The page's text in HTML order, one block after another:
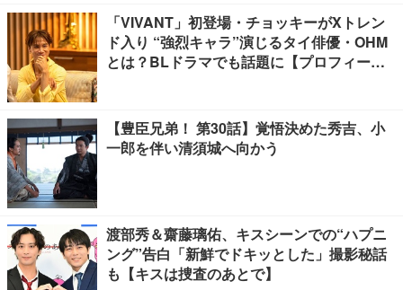
「VIVANT」初登場・チョッキーがXトレン
ド入り “強烈キャラ”演じるタイ俳優・OHM
とは？BLドラマでも話題に【プロフィー
【豊臣兄弟！ 第30話】覚悟決めた秀吉、小
一郎を伴い清須城へ向かう
渡部秀＆齋藤璃佑、キスシーンでの“ハプニ
ング”告白「新鮮でドキッとした」撮影秘話
も【キスは捜査のあとで】